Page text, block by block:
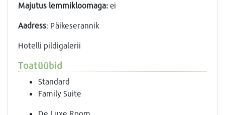
Majutus lemmikloomaga: еi
Aadress: Päikeserannik
Hotelli pildigalerii
Toatüübid
Standard
Family Suite